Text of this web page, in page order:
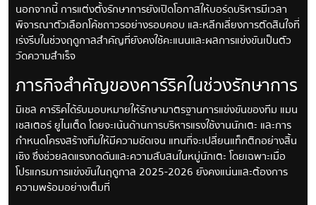
นอกจากนี้ การแต่งตั้งรักษาการยังเปิดโอกาสให้บอร์ดบริหารมีเวลา
พิจารณาตัวเลือกโค้ชถาวรอย่างรอบคอบ และหลีกเลี่ยงการตัดสินใจที่
เร่งรีบในช่วงฤดูกาลสำคัญที่ยังคงใช้คะแนนและผลการแข่งขันเป็นตัว
วัดความสำเร็จ
ภารกิจสำคัญของคาร์ริคในช่วงรักษาการ
มิเชล คาร์ริคได้รับมอบหมายให้รักษามาตรฐานการแข่งขันของทีม แมน
เชสเตอร์ ยูไนเต็ด โดยจะเน้นด้านการบริหารแรงใช้งานนักเตะ และการ
กำหนดโครงสร้างทีมให้มีความชัดเจน แทนที่จะเปลี่ยนแท็กติกอย่างสิ้น
เชิง ซึ่งช่วยลดแรงกดดันและความสับสนในหมู่นักเตะ โดยเฉพาะเมื่อ
โปรแกรมการแข่งขันในฤดูกาล 2025-2026 ยังคงแน่นและต้องการ
ความพร้อมอย่างเต็มที่